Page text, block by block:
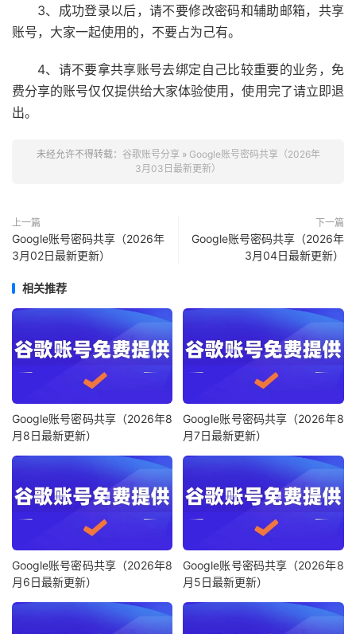
3、成功登录以后，请不要修改密码和辅助邮箱，共享
账号，大家一起使用的，不要占为己有。
4、请不要拿共享账号去绑定自己比较重要的业务，免
费分享的账号仅仅提供给大家体验使用，使用完了请立即退
出。
未经允许不得转载： 谷歌账号分享 » Google账号密码共享（2026年
3月03日最新更新）
上一篇
Google账号密码共享（2026年
3月02日最新更新）
下一篇
Google账号密码共享（2026年
3月04日最新更新）
相关推荐
Google账号密码共享（2026年8
月8日最新更新）
Google账号密码共享（2026年8
月7日最新更新）
Google账号密码共享（2026年8
月6日最新更新）
Google账号密码共享（2026年8
月5日最新更新）